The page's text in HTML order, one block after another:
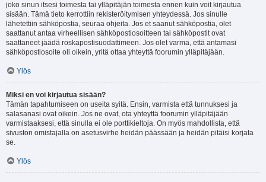
joko sinun itsesi toimesta tai ylläpitäjän toimesta ennen kuin voit kirjautua
sisään. Tämä tieto kerrottiin rekisteröitymisen yhteydessä. Jos sinulle
lähetettiin sähköpostia, seuraa ohjeita. Jos et saanut sähköpostia, olet
saattanut antaa virheellisen sähköpostiosoitteen tai sähköpostit ovat
saattaneet jäädä roskapostisuodattimeen. Jos olet varma, että antamasi
sähköpostiosoite oli oikein, yritä ottaa yhteyttä foorumin ylläpitäjään.
Ylös
Miksi en voi kirjautua sisään?
Tämän tapahtumiseen on useita syitä. Ensin, varmista että tunnuksesi ja
salasanasi ovat oikein. Jos ne ovat, ota yhteyttä foorumin ylläpitäjään
varmistaaksesi, että sinulla ei ole porttikieltoja. On myös mahdollista, että
sivuston omistajalla on asetusvirhe heidän päässään ja heidän pitäisi korjata
se.
Ylös